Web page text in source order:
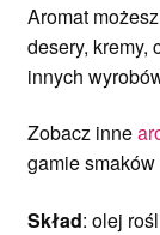
Aromat
desery, kremy,
innych
Zobacz inne
gamie
Skład: olej